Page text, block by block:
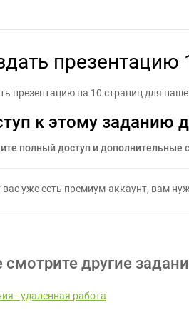
презентацию
презентацию на 10 страниц для
к этому заданию
полный доступ и дополнительные
вас уже есть премиум-аккаунт, вам
смотрите другие
- удаленная работа